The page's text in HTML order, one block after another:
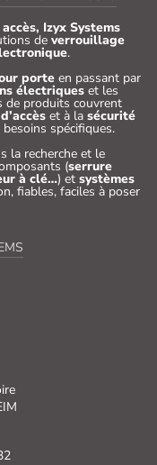
Izyx Systems
de verrouillage
.
porteen passant par
électriqueset les
produits couvrent
et à la sécurité
spécifiques.
la recherche et le
(serrure
à clé…) et systèmes
fiables, faciles à poser